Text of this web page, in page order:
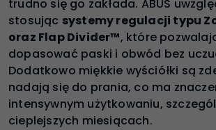
trudno się go zakłada. ABUS
stosując systemy regulacji typu
oraz Flap Divider™, które
dopasować paski i obwód bez
Dodatkowo miękkie wyściółki są
nadają się do prania, co ma
intensywnym użytkowaniu,
cieplejszych miesiącach.